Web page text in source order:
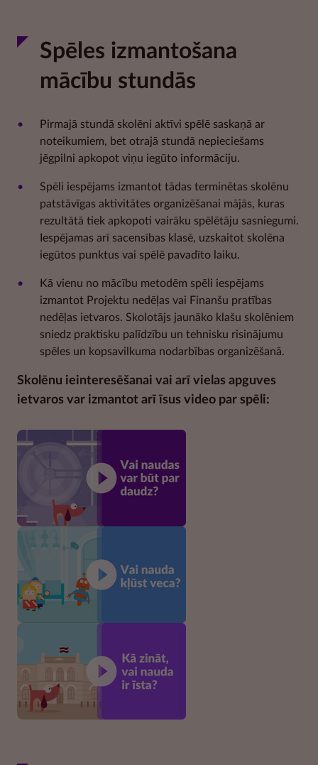
Spēles izmantošana
mācību stundās
Pirmajā stundā skolēni aktīvi spēlē saskaņā ar
noteikumiem, bet otrajā stundā nepieciešams
jēgpilni apkopot viņu iegūto informāciju.
Spēli iespējams izmantot tādas terminētas skolēnu
patstāvīgas aktivitātes organizēšanai mājās, kuras
rezultātā tiek apkopoti vairāku spēlētāju sasniegumi.
Iespējamas arī sacensības klasē, uzskaitot skolēna
iegūtos punktus vai spēlē pavadīto laiku.
Kā vienu no mācību metodēm spēli iespējams
izmantot Projektu nedēļas vai Finanšu pratības
nedēļas ietvaros. Skolotājs jaunāko klašu skolēniem
sniedz praktisku palīdzību un tehnisku risinājumu
spēles un kopsavilkuma nodarbības organizēšanā.
Skolēnu ieinteresēšanai vai arī vielas apguves
ietvaros var izmantot arī īsus video par spēli: